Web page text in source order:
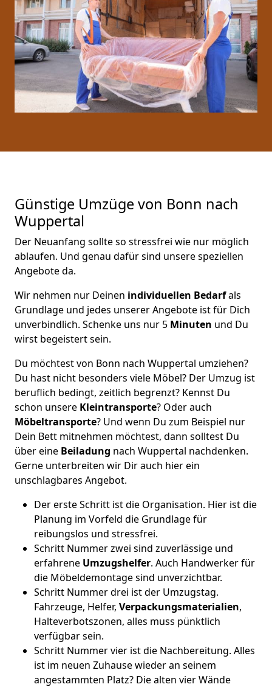
Günstige Umzüge von Bonn nach
Wuppertal
Der Neuanfang sollte so stressfrei wie nur möglich
ablaufen. Und genau dafür sind unsere speziellen
Angebote da.
Wir nehmen nur Deinen individuellen Bedarfals
Grundlage und jedes unserer Angebote ist für Dich
unverbindlich. Schenke uns nur 5 Minuten und Du
wirst begeistert sein.
Du möchtest von Bonn nach Wuppertal umziehen?
Du hast nicht besonders viele Möbel? Der Umzug ist
beruflich bedingt, zeitlich begrenzt? Kennst Du
schon unsere Kleintransporte? Oder auch
Möbeltransporte? Und wenn Du zum Beispiel nur
Dein Bett mitnehmen möchtest, dann solltest Du
über eine Beiladung nach Wuppertal nachdenken.
Gerne unterbreiten wir Dir auch hier ein
unschlagbares Angebot.
Der erste Schritt ist die Organisation. Hier ist die
Planung im Vorfeld die Grundlage für
reibungslos und stressfrei.
Schritt Nummer zwei sind zuverlässige und
erfahrene Umzugshelfer. Auch Handwerker für
die Möbeldemontage sind unverzichtbar.
Schritt Nummer drei ist der Umzugstag.
Fahrzeuge, Helfer, Verpackungsmaterialien,
Halteverbotszonen, alles muss pünktlich
verfügbar sein.
Schritt Nummer vier ist die Nachbereitung. Alles
ist im neuen Zuhause wieder an seinem
angestammten Platz? Die alten vier Wände